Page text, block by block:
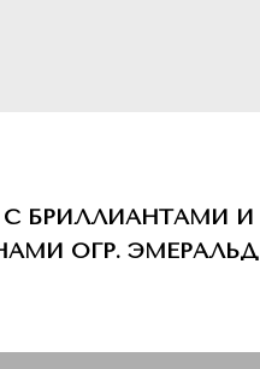
БРИЛЛИАНТАМИ И
ОГР. ЭМЕРАЛЬД